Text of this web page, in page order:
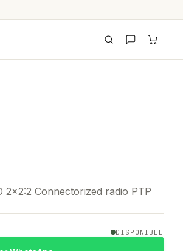
Connectorized radio PTP
DISPONIBLE